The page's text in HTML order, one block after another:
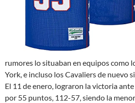
rumores lo situaban en equipos como
York, e incluso los Cavaliers de nuevo
El 11 de enero, lograron la victoria
por 55 puntos, 112-57, siendo la